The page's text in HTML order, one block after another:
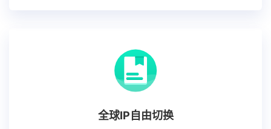
全球IP自由切换